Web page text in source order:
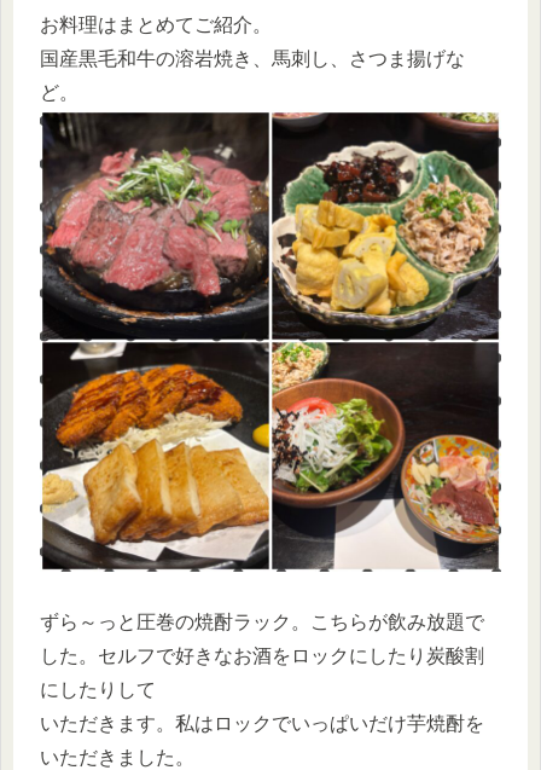
お料理はまとめてご紹介。
国産黒毛和牛の溶岩焼き、馬刺し、さつま揚げな
ど。
ずら～っと圧巻の焼酎ラック。こちらが飲み放題で
した。セルフで好きなお酒をロックにしたり炭酸割
にしたりして
いただきます。私はロックでいっぱいだけ芋焼酎を
いただきました。